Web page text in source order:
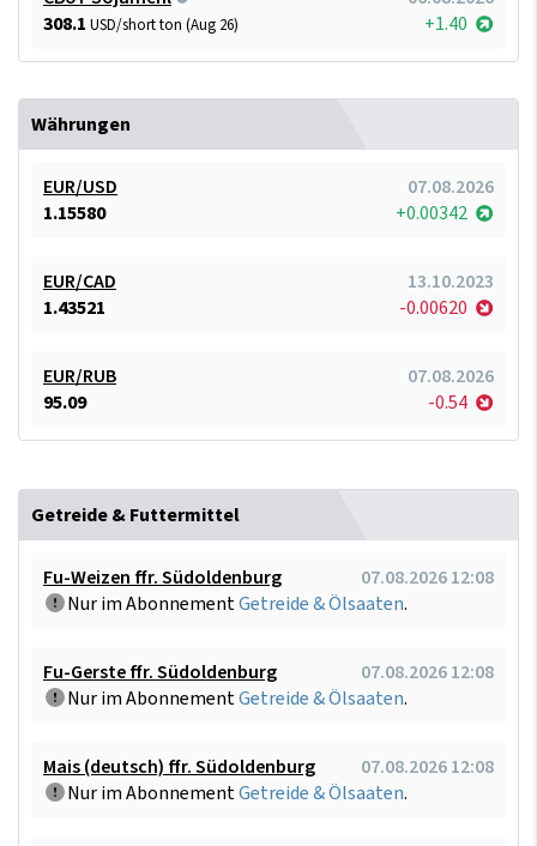
308.1 USD/short ton (Aug 26) +1.40
Währungen
EUR/USD
07.08.2026
1.15580
+0.00342
EUR/CAD
13.10.2023
1.43521
-0.00620
EUR/RUB
07.08.2026
95.09
-0.54
Getreide & Futtermittel
Fu-Weizen ffr. Südoldenburg
07.08.2026 12:08
Nur im AbonnementGetreide & Ölsaaten.
Fu-Gerste ffr. Südoldenburg
07.08.2026 12:08
Nur im AbonnementGetreide & Ölsaaten.
Mais (deutsch) ffr. Südoldenburg
07.08.2026 12:08
Nur im AbonnementGetreide & Ölsaaten.